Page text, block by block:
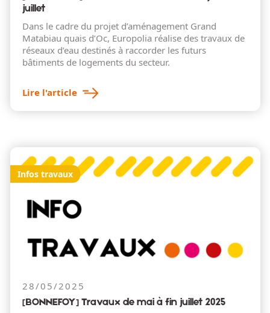
juillet
Dans le cadre du projet d’aménagement Grand
Matabiau quais d’Oc, Europolia réalise des travaux de
réseaux d’eau destinés à raccorder les futurs
bâtiments de logements du secteur.
Lire l'article
Infos travaux
28/05/2025
[BONNEFOY] Travaux de mai à fin juillet 2025